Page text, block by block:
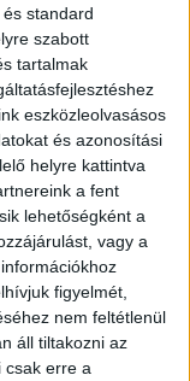
standard
szabott
tartalmak
eszközleolvasásos
és azonosítási
helyre kattintva
a fent
lehetőségként a
vagy a
figyelmét,
nem feltétlenül
áll tiltakozni az
csak erre a
küldi utolsó
elektromos